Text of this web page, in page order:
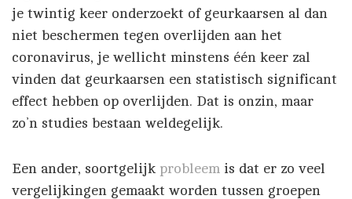
je twintig keer onderzoekt of geurkaarsen al dan
niet beschermen tegen overlijden aan het
coronavirus, je wellicht minstens één keer zal
vinden dat geurkaarsen een statistisch significant
effect hebben op overlijden. Dat is onzin, maar
zo’n studies bestaan weldegelijk.
Een ander, soortgelijk probleem is dat er zo veel
vergelijkingen gemaakt worden tussen groepen